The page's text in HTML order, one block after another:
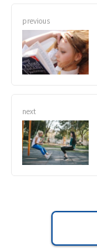
previous
next